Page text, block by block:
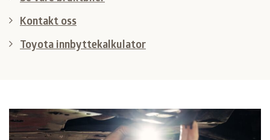
Kontakt oss
Toyota innbyttekalkulator